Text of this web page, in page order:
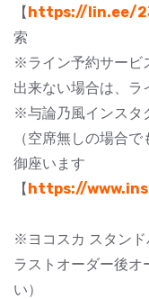
【https://lin.ee/
索
※ライン予約サービ
出来ない場合は、ラ
※与論乃風インスタ
（空席無しの場合
御座います
【https://
※ヨコスカ スタンド
ラストオーダー後オ
い）